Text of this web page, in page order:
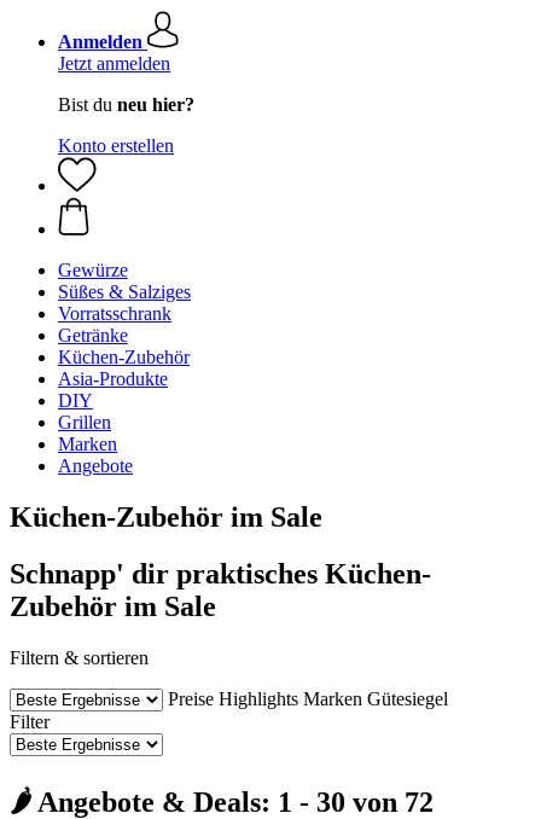
Anmelden
Jetzt anmelden
Bist du neu hier?
Konto erstellen
Gewürze
Süßes & Salziges
Vorratsschrank
Getränke
Küchen-Zubehör
Asia-Produkte
DIY
Grillen
Marken
Angebote
Küchen-Zubehör im Sale
Schnapp' dir praktisches Küchen-
Zubehör im Sale
Filtern & sortieren
Preise Highlights Marken Gütesiegel
Filter
🌶️ Angebote & Deals: 1 - 30 von 72